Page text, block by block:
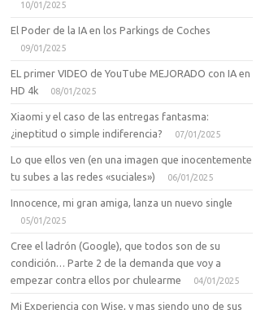
10/01/2025
El Poder de la IA en los Parkings de Coches
09/01/2025
EL primer VIDEO de YouTube MEJORADO con IA en
HD 4k
08/01/2025
Xiaomi y el caso de las entregas fantasma:
¿ineptitud o simple indiferencia?
07/01/2025
Lo que ellos ven (en una imagen que inocentemente
tu subes a las redes «suciales»)
06/01/2025
Innocence, mi gran amiga, lanza un nuevo single
05/01/2025
Cree el ladrón (Google), que todos son de su
condición… Parte 2 de la demanda que voy a
empezar contra ellos por chulearme
04/01/2025
Mi Experiencia con Wise, y mas siendo uno de sus